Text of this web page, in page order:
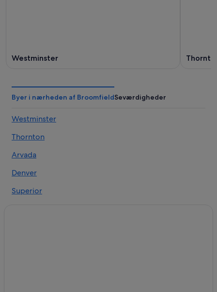
Westminster
Byer i nærheden af BroomfieldSeværdigheder
Westminster
Thornton
Arvada
Denver
Superior